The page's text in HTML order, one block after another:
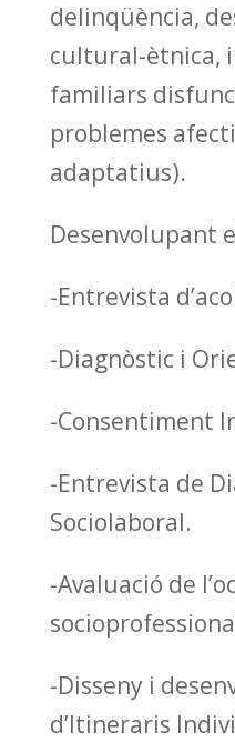
delinqüència,
cultural-ètnica,
familiars
problemes
adaptatius).
Desenvolupant
-Entrevista
-Diagnòstic i
-Consentiment
-Entrevista de
Sociolaboral.
-Avaluació de
-Disseny i
d’Itineraris